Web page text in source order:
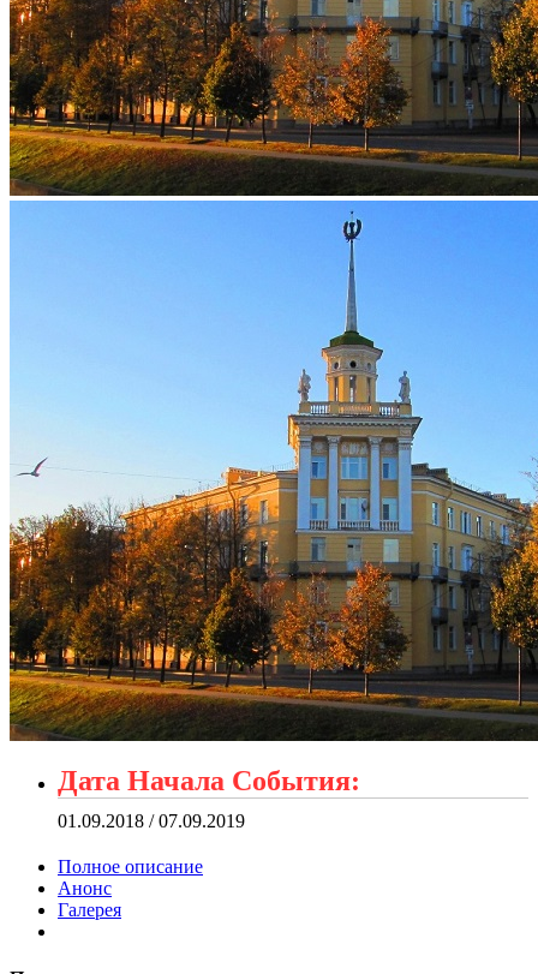
Дата Начала События:
01.09.2018 / 07.09.2019
Полное описание
Анонс
Галерея